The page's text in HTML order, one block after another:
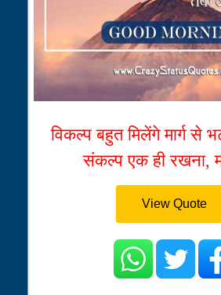
विकल्प बहुत मिलेंगे मार्ग से
संकल्प एक ही रखना,
View Quote